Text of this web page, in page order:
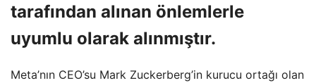
tarafından alınan önlemlerle
uyumlu olarak alınmıştır.
Meta’nın CEO’su Mark Zuckerberg’in kurucu ortağı olan